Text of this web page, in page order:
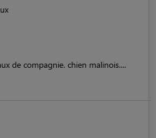
de compagnie. chien malinois....